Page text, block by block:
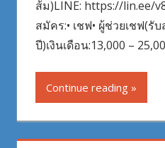
ส้ม)LINE: https://lin.ee/
สมัคร:• เชฟ• ผู้ช่วยเชฟ(รั
ปี)เงินเดือน:13,000 –
Continue reading